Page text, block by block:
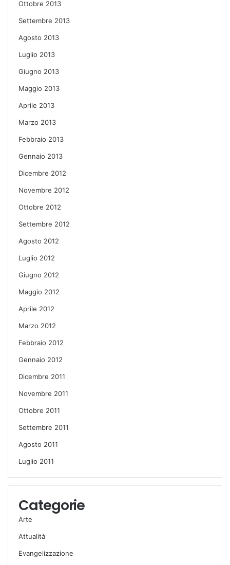
Ottobre 2013
Settembre 2013
Agosto 2013
Luglio 2013
Giugno 2013
Maggio 2013
Aprile 2013
Marzo 2013
Febbraio 2013
Gennaio 2013
Dicembre 2012
Novembre 2012
Ottobre 2012
Settembre 2012
Agosto 2012
Luglio 2012
Giugno 2012
Maggio 2012
Aprile 2012
Marzo 2012
Febbraio 2012
Gennaio 2012
Dicembre 2011
Novembre 2011
Ottobre 2011
Settembre 2011
Agosto 2011
Luglio 2011
Categorie
Arte
Attualità
Evangelizzazione